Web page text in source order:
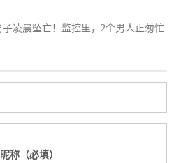
凌晨坠亡！监控里，2个男人正匆忙
昵称（必填）